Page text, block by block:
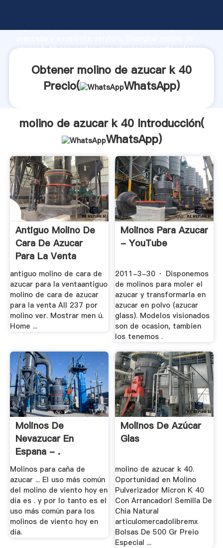
capacidad de producción, fuerza de investigación
azucar k 40 proveedor crea el valor y aporta valores
Obtener molino de azucar k 40
Precio(
WhatsApp)
molino de azucar k 40 Introducción(
WhatsApp)
Antiguo Molino De
Cara De Azucar
Para La Venta
antiguo molino de cara de
azucar para la ventaantiguo
molino de cara de azucar
para la venta All 237 por
molino ver. Mostrar men ú.
Home ...
Molinos Para Azucar
- YouTube
2011-3-30 · Disponemos
de molinos para moler el
azucar y transformarla en
azucar en polvo (azucar
glass). Modelos visionados
son de ocasion, tambien
los tenemos .
Molinos De
Nevazucar En
Espana - .
Molinos para caña de
azucar ... El uso más común
del molino de viento hoy en
día es . y por lo tanto es el
uso más común para los
molinos de viento hoy en
día.
Molinos De Azúcar
Glas
molino de azucar k 40.
Oportunidad en Molino
Pulverizador Micron K 40
Con Arrancador! Semilla De
Chia Natural
articulomercadolibremx
Bolsas De 500 Gr Preio
Especial ...